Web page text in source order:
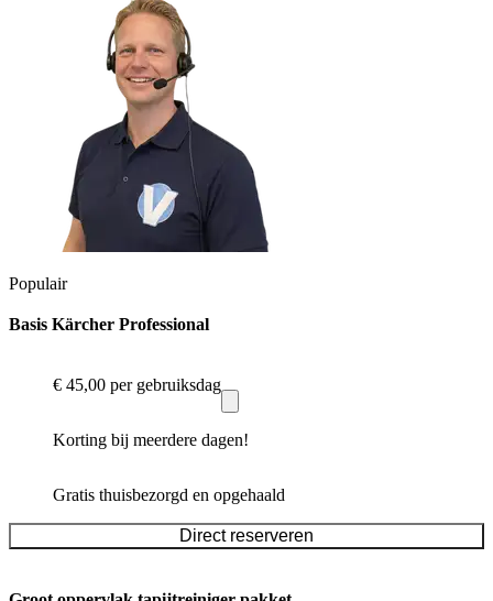
Basis Kärcher Professional
€ 45,00 per gebruiksdag
Korting bij meerdere dagen!
Gratis thuisbezorgd en opgehaald
Direct reserveren
Populair